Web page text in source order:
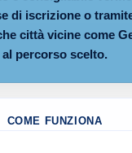
di iscrizione o
città vicine come
al percorso scelto.
COME FUNZIONA